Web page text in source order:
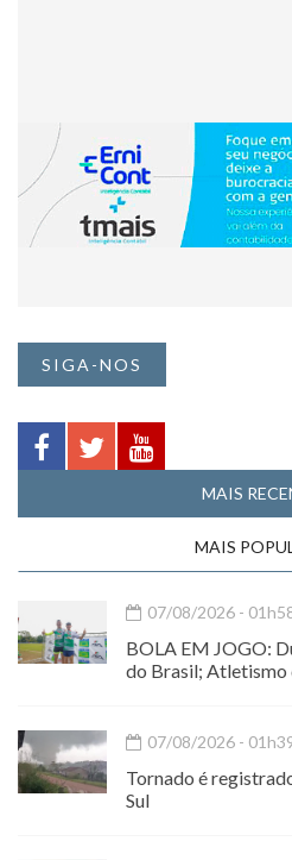
SIGA-NOS
MAIS
MAIS
07/08/2026 -
BOLA EM JOGO:
do Brasil; Atletismo
07/08/2026 -
Tornado é
Sul